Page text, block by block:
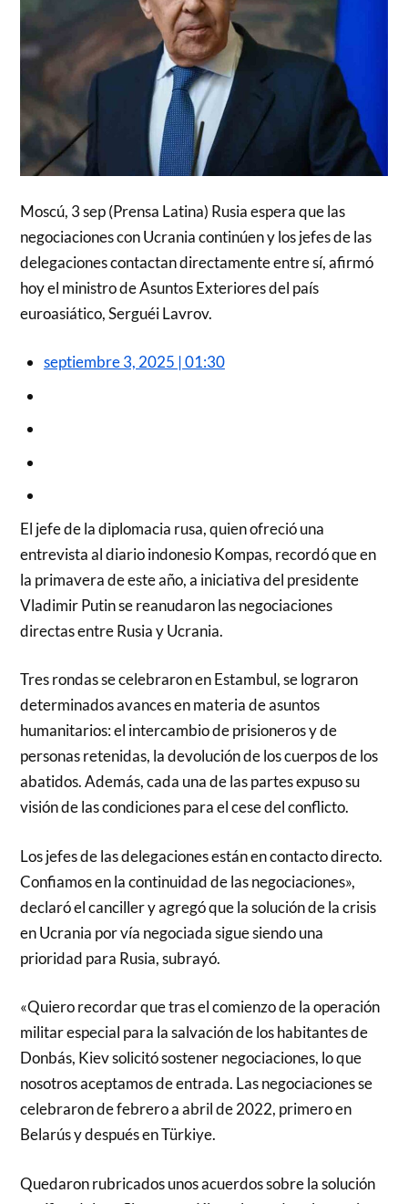
Moscú, 3 sep (Prensa Latina) Rusia espera que las
negociaciones con Ucrania continúen y los jefes de las
delegaciones contactan directamente entre sí, afirmó
hoy el ministro de Asuntos Exteriores del país
euroasiático, Serguéi Lavrov.
septiembre 3, 2025 | 01:30
El jefe de la diplomacia rusa, quien ofreció una
entrevista al diario indonesio Kompas, recordó que en
la primavera de este año, a iniciativa del presidente
Vladimir Putin se reanudaron las negociaciones
directas entre Rusia y Ucrania.
Tres rondas se celebraron en Estambul, se lograron
determinados avances en materia de asuntos
humanitarios: el intercambio de prisioneros y de
personas retenidas, la devolución de los cuerpos de los
abatidos. Además, cada una de las partes expuso su
visión de las condiciones para el cese del conflicto.
Los jefes de las delegaciones están en contacto directo.
Confiamos en la continuidad de las negociaciones»,
declaró el canciller y agregó que la solución de la crisis
en Ucrania por vía negociada sigue siendo una
prioridad para Rusia, subrayó.
«Quiero recordar que tras el comienzo de la operación
militar especial para la salvación de los habitantes de
Donbás, Kiev solicitó sostener negociaciones, lo que
nosotros aceptamos de entrada. Las negociaciones se
celebraron de febrero a abril de 2022, primero en
Belarús y después en Türkiye.
Quedaron rubricados unos acuerdos sobre la solución